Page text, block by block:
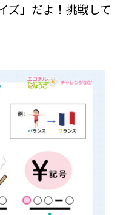
ズ」だよ！挑戦して